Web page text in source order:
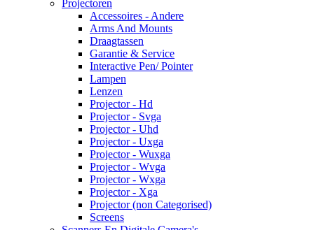
Projectoren
Accessoires - Andere
Arms And Mounts
Draagtassen
Garantie & Service
Interactive Pen/ Pointer
Lampen
Lenzen
Projector - Hd
Projector - Svga
Projector - Uhd
Projector - Uxga
Projector - Wuxga
Projector - Wvga
Projector - Wxga
Projector - Xga
Projector (non Categorised)
Screens